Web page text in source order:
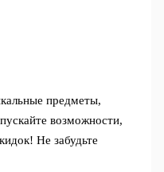
предметы,
возможности,
Не забудьте